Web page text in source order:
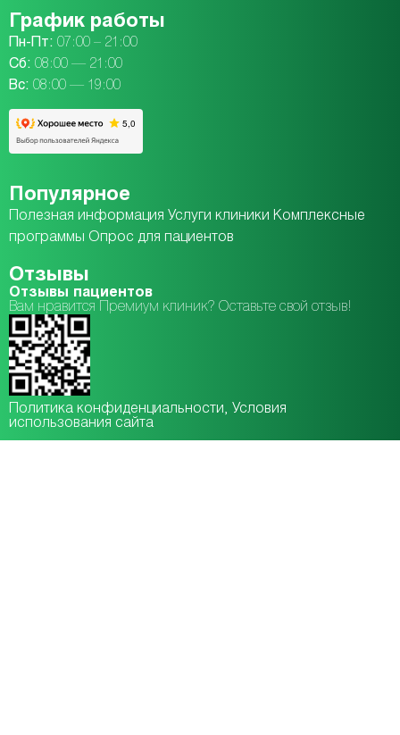
График работы
Пн-Пт: 07:00 – 21:00
Сб: 08:00 — 21:00
Вc: 08:00 — 19:00
Популярное
Полезная информация Услуги клиники Комплексные
программы Опрос для пациентов
Отзывы
Отзывы пациентов
Вам нравится Премиум клиник? Оставьте свой отзыв!
Политика конфиденциальности, Условия
использования сайта